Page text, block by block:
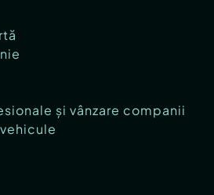
și vânzare companii